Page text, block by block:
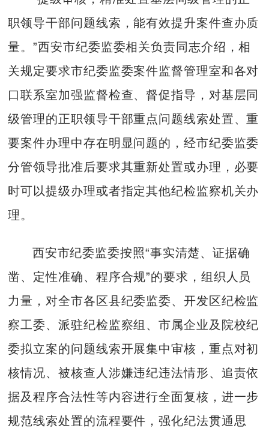
职领导干部问题线索，能有效提升案件查办质
量。”西安市纪委监委相关负责同志介绍，相
关规定要求市纪委监委案件监督管理室和各对
口联系室加强监督检查、督促指导，对基层同
级管理的正职领导干部重点问题线索处置、重
要案件办理中存在明显问题的，经市纪委监委
分管领导批准后要求其重新处置或办理，必要
时可以提级办理或者指定其他纪检监察机关办
理。
西安市纪委监委按照“事实清楚、证据确
凿、定性准确、程序合规”的要求，组织人员
力量，对全市各区县纪委监委、开发区纪检监
察工委、派驻纪检监察组、市属企业及院校纪
委拟立案的问题线索开展集中审核，重点对初
核情况、被核查人涉嫌违纪违法情形、追责依
据及程序合法性等内容进行全面复核，进一步
规范线索处置的流程要件，强化纪法贯通思